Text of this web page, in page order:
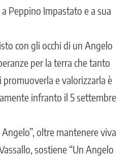
Peppino Impastato e a sua
con gli occhi di un Angelo
per la terra che tanto
promuoverla e valorizzarla è
infranto il 5 settembre
oltre mantenere viva
sostiene “Un Angelo